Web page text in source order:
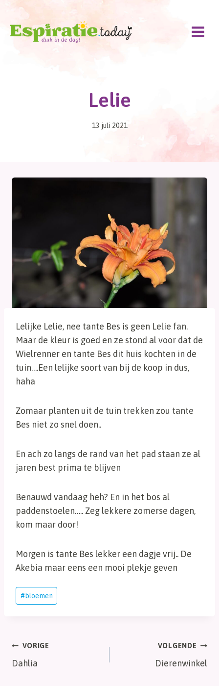
Doorgaan
inhoud
Lelie
13 juli 2021
Lelijke Lelie, nee tante Bes is geen Lelie fan.
Maar de kleur is goed en ze stond al voor dat de
Wielrenner en tante Bes dit huis kochten in de
tuin….Een lelijke soort van bij de koop in dus,
haha
Zomaar planten uit de tuin trekken zou tante
Bes niet zo snel doen..
En ach zo langs de rand van het pad staan ze al
jaren best prima te blijven
Benauwd vandaag heh? En in het bos al
paddenstoelen….. Zeg lekkere zomerse dagen,
kom maar door!
Morgen is tante Bes lekker een dagje vrij.. De
Akebia maar eens een mooi plekje geven
Bericht
tags:
#bloemen
Bericht
navigatie
VORIGE
Dahlia
VOLGENDE
Dierenwinkel